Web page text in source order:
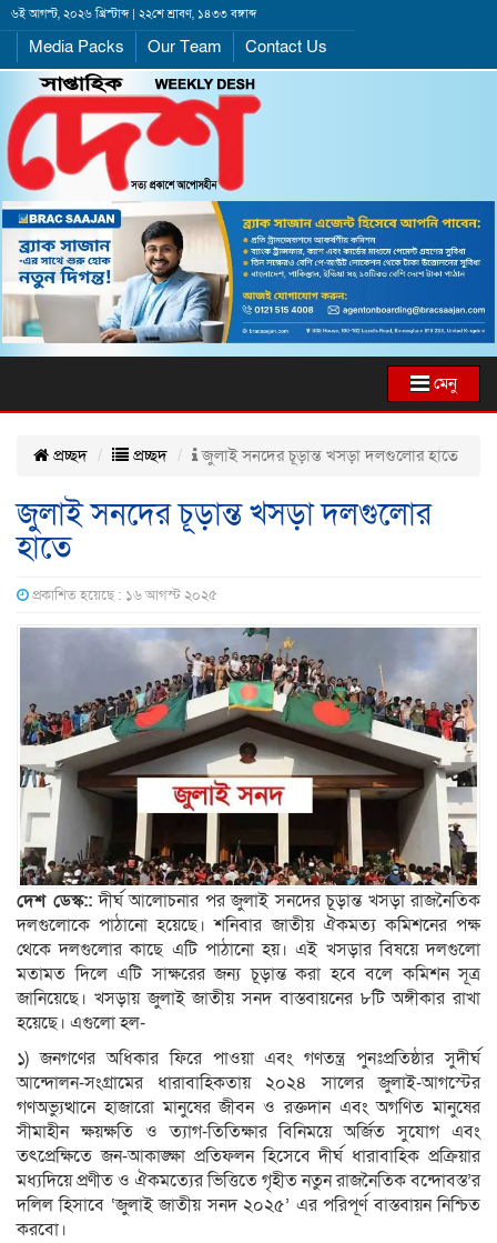
৬ই আগস্ট, ২০২৬ খ্রিস্টাব্দ | ২২শে শ্রাবণ, ১৪৩৩ বঙ্গাব্দ
Media Packs Our Team Contact Us
মেনু
প্রচ্ছদ প্রচ্ছদ জুলাই সনদের চূড়ান্ত খসড়া দলগুলোর হাতে
জুলাই সনদের চূড়ান্ত খসড়া দলগুলোর
হাতে
প্রকাশিত হয়েছে : ১৬ আগস্ট ২০২৫
দেশ ডেস্ক:: দীর্ঘ আলোচনার পর জুলাই সনদের চূড়ান্ত খসড়া রাজনৈতিক
দলগুলোকে পাঠানো হয়েছে। শনিবার জাতীয় ঐকমত্য কমিশনের পক্ষ
থেকে দলগুলোর কাছে এটি পাঠানো হয়। এই খসড়ার বিষয়ে দলগুলো
মতামত দিলে এটি সাক্ষরের জন্য চূড়ান্ত করা হবে বলে কমিশন সূত্র
জানিয়েছে। খসড়ায় জুলাই জাতীয় সনদ বাস্তবায়নের ৮টি অঙ্গীকার রাখা
হয়েছে। এগুলো হল-
১) জনগণের অধিকার ফিরে পাওয়া এবং গণতন্ত্র পুনঃপ্রতিষ্ঠার সুদীর্ঘ
আন্দোলন-সংগ্রামের ধারাবাহিকতায় ২০২৪ সালের জুলাই-আগস্টের
গণঅভ্যুত্থানে হাজারো মানুষের জীবন ও রক্তদান এবং অগণিত মানুষের
সীমাহীন ক্ষয়ক্ষতি ও ত্যাগ-তিতিক্ষার বিনিময়ে অর্জিত সুযোগ এবং
তৎপ্রেক্ষিতে জন-আকাঙ্ক্ষা প্রতিফলন হিসেবে দীর্ঘ ধারাবাহিক প্রক্রিয়ার
মধ্যদিয়ে প্রণীত ও ঐকমত্যের ভিত্তিতে গৃহীত নতুন রাজনৈতিক বন্দোবস্ত’র
দলিল হিসাবে ‘জুলাই জাতীয় সনদ ২০২৫’ এর পরিপূর্ণ বাস্তবায়ন নিশ্চিত
করবো।